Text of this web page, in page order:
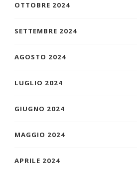
OTTOBRE 2024
SETTEMBRE 2024
AGOSTO 2024
LUGLIO 2024
GIUGNO 2024
MAGGIO 2024
APRILE 2024